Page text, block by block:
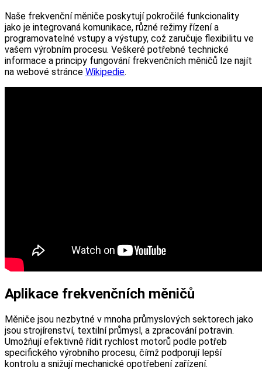
Naše frekvenční měniče poskytují pokročilé funkcionality
jako je integrovaná komunikace, různé režimy řízení a
programovatelné vstupy a výstupy, což zaručuje flexibilitu ve
vašem výrobním procesu. Veškeré potřebné technické
informace a principy fungování frekvenčních měničů lze najít
na webové stránce Wikipedie.
Aplikace frekvenčních měničů
Měniče jsou nezbytné v mnoha průmyslových sektorech jako
jsou strojírenství, textilní průmysl, a zpracování potravin.
Umožňují efektivně řídit rychlost motorů podle potřeb
specifického výrobního procesu, čímž podporují lepší
kontrolu a snižují mechanické opotřebení zařízení.